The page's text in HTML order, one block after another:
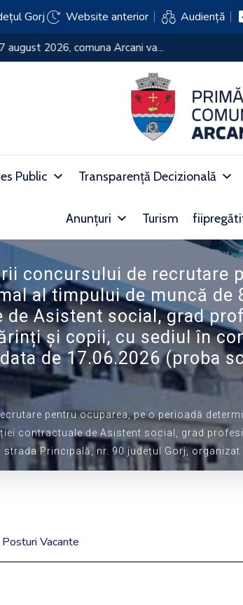
Gorj Website anterior Audiență
examenul de selecție a experților în...
Public Transparență Decizională
Anunțuri Turism
concursului de recrutare
al timpului de muncă
Asistent social, grad
și copii, cu sediul în
de 17.06.2026 (proba
pentru ocuparea, pe o perioadă
contractuale de Asistent social, grad
Principală, nr. 90 județul Gorj,
Posturi Vacante